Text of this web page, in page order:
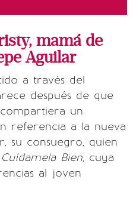
mamá de
Aguilar
a través del
después de que
un
referencia a la nueva
su consuegro, quien
Cuídamela Bien, cuya
al joven